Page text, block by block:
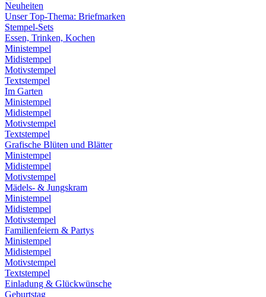
Neuheiten
Unser Top-Thema: Briefmarken
Stempel-Sets
Essen, Trinken, Kochen
Ministempel
Midistempel
Motivstempel
Textstempel
Im Garten
Ministempel
Midistempel
Motivstempel
Textstempel
Grafische Blüten und Blätter
Ministempel
Midistempel
Motivstempel
Mädels- & Jungskram
Ministempel
Midistempel
Motivstempel
Familienfeiern & Partys
Ministempel
Midistempel
Motivstempel
Textstempel
Einladung & Glückwünsche
Geburtstag